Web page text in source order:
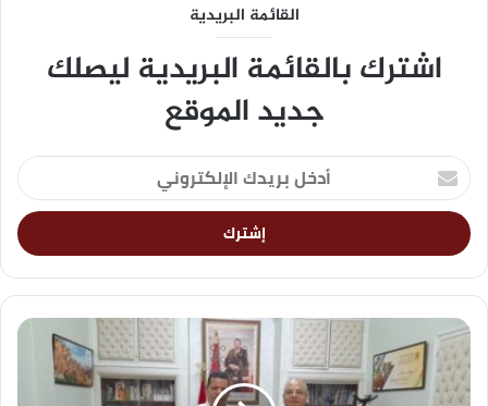
القائمة البريدية
اشترك بالقائمة البريدية ليصلك
جديد الموقع